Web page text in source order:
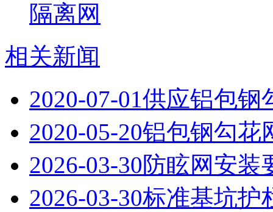
隔离网
相关新闻
2020-07-01供应铝包钢
2020-05-20铝包钢勾花
2026-03-30防眩网安装
2026-03-30标准基坑护